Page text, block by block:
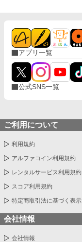
アプリ一覧
公式SNS一覧
ご利用について
利用規約
アルファコイン利用規約
レンタルサービス利用規約
スコア利用規約
特定商取引法に基づく表示
会社情報
会社情報